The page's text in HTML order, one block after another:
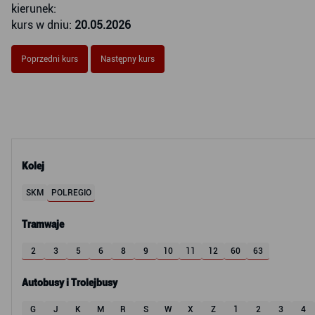
Kolej
SKM POLREGIO
Tramwaje
2 3 5 6 8 9 10 11 12 60 63
Autobusy i Trolejbusy
G J K M R S W X Z 1 2 3 4
kierunek:
kurs w dniu: 20.05.2026
Poprzedni kurs Następny kurs